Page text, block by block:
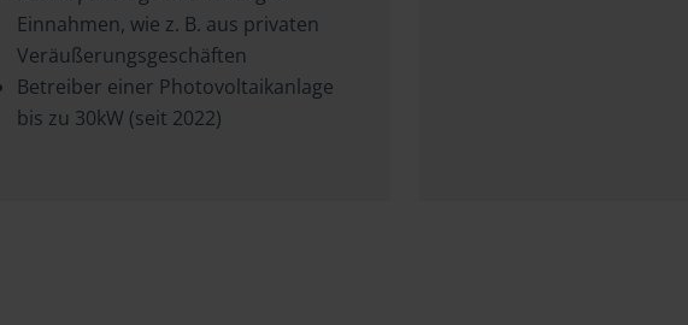
Einnahmen, wie z. B. aus privaten
Veräußerungsgeschäften
Betreiber einer Photovoltaikanlage
bis zu 30kW (seit 2022)